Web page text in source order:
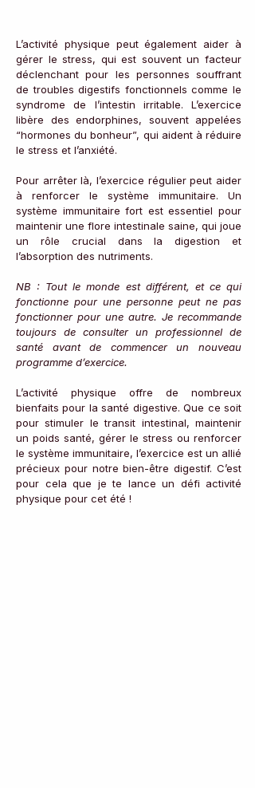
L’activité physique peut également aider à
gérer le stress, qui est souvent un facteur
déclenchant pour les personnes souffrant
de troubles digestifs fonctionnels comme le
syndrome de l’intestin irritable. L’exercice
libère des endorphines, souvent appelées
“hormones du bonheur”, qui aident à réduire
le stress et l’anxiété.
Pour arrêter là, l’exercice régulier peut aider
à renforcer le système immunitaire. Un
système immunitaire fort est essentiel pour
maintenir une flore intestinale saine, qui joue
un rôle crucial dans la digestion et
l’absorption des nutriments.
NB : Tout le monde est différent, et ce qui
fonctionne pour une personne peut ne pas
fonctionner pour une autre. Je recommande
toujours de consulter un professionnel de
santé avant de commencer un nouveau
programme d’exercice.
L’activité physique offre de nombreux
bienfaits pour la santé digestive. Que ce soit
pour stimuler le transit intestinal, maintenir
un poids santé, gérer le stress ou renforcer
le système immunitaire, l’exercice est un allié
précieux pour notre bien-être digestif. C’est
pour cela que je te lance un défi activité
physique pour cet été !